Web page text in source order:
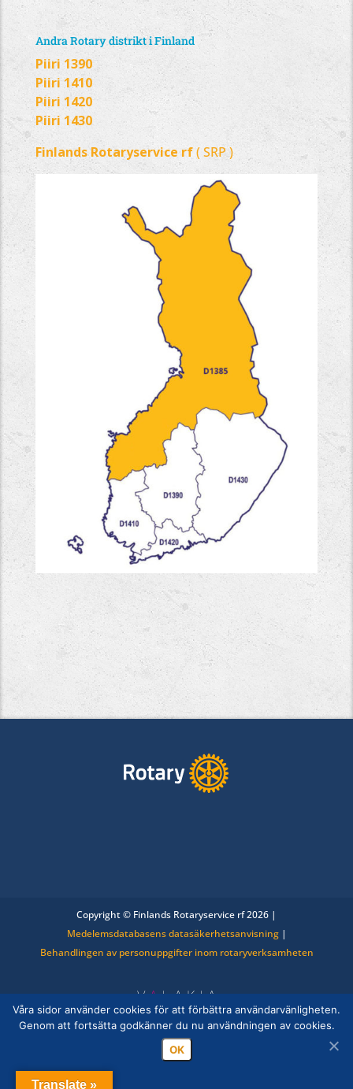
Andra Rotary distrikt i Finland
Piiri 1390
Piiri 1410
Piiri 1420
Piiri 1430
FinlandsRotaryservice rf( SRP )
Copyright © Finlands Rotaryservice rf 2026 |
Medelemsdatabasens datasäkerhetsanvisning|
Behandlingen av personuppgifter inom rotaryverksamheten
Translate »
Våra sidor använder cookies för att förbättra användarvänligheten.
Genom att fortsätta godkänner du nu användningen av cookies.
OK